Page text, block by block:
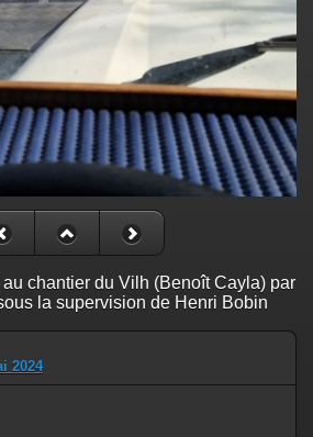
chantier du Vilh (Benoît Cayla) par
la supervision de Henri Bobin
2024